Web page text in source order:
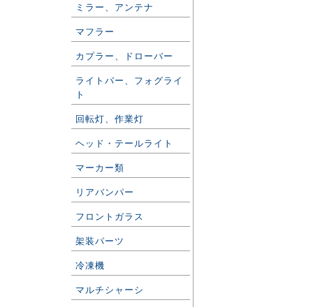
ミラー、アンテナ
マフラー
カプラー、ドローバー
ライトバー、フォグライ
ト
回転灯、作業灯
ヘッド・テールライト
マーカー類
リアバンパー
フロントガラス
架装パーツ
冷凍機
マルチシャーシ